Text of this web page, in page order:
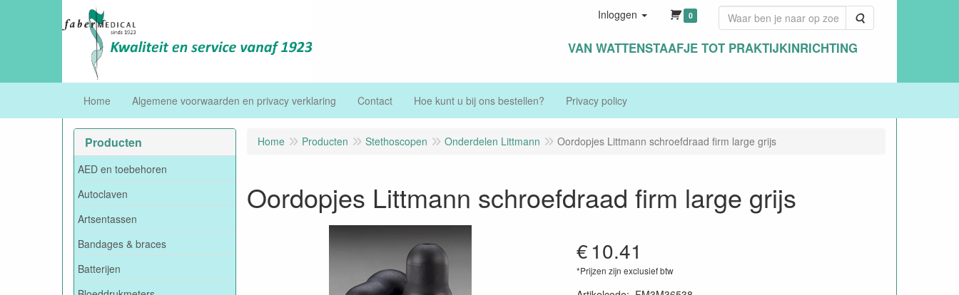
VAN WATTENSTAAFJE TOT PRAKTIJKINRICHTING
Inloggen 0 Zoeken
Home Algemene voorwaarden en privacy verklaring Contact Hoe kunt u bij ons bestellen? Privacy policy
Producten
AED en toebehoren
Autoclaven
Artsentassen
Bandages & braces
Batterijen
Home Producten Stethoscopen Onderdelen Littmann Oordopjes Littmann schroefdraad firm large grijs
Oordopjes Littmann schroefdraad firm large grijs
€10.41
*Prijzen zijn exclusief btw